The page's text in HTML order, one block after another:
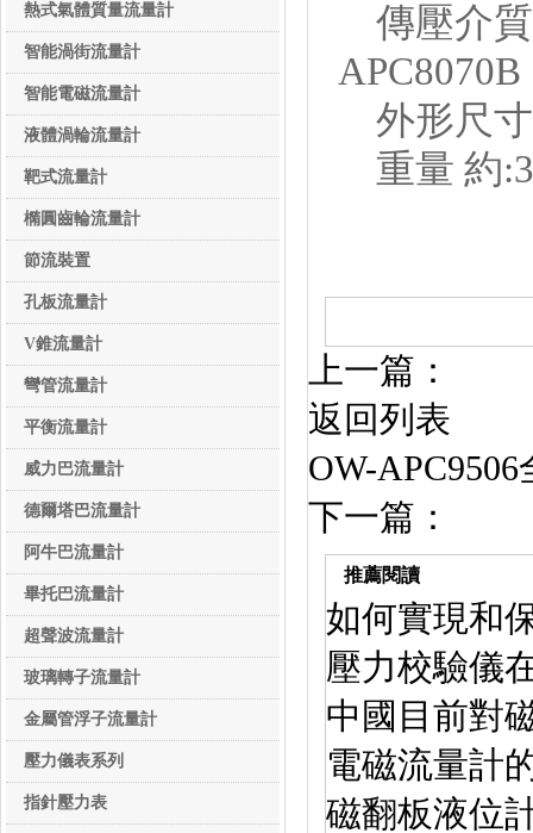
熱式氣體質量流量計
智能渦街流量計
智能電磁流量計
液體渦輪流量計
靶式流量計
橢圓齒輪流量計
節流裝置
孔板流量計
V錐流量計
彎管流量計
平衡流量計
威力巴流量計
德爾塔巴流量計
阿牛巴流量計
畢托巴流量計
超聲波流量計
玻璃轉子流量計
金屬管浮子流量計
壓力儀表系列
壓力儀表系列
指針壓力表
傳壓介質
APC8070B
外形尺寸
重量 約
上一篇：
返回列表
OW-
下一篇：
推薦閱讀
如何實現和
壓力校驗儀
中國目前對
電磁流量計
磁翻板液位